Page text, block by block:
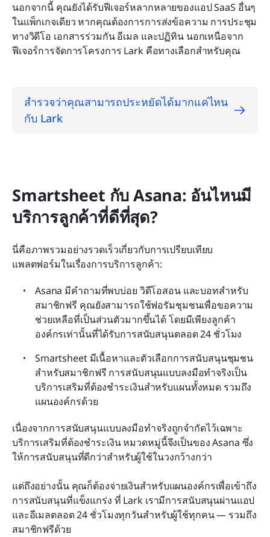
นอกจากนี้ คุณยังได้รับฟีเจอร์หลากหลายของแอป SaaS อื่นๆ
ในแพ็กเกจเดียว หากคุณต้องการการส่งข้อความ การประชุม
ทางวิดีโอ เอกสารร่วมกัน อีเมล และปฏิทิน นอกเหนือจาก
ฟีเจอร์การจัดการโครงการ Lark คือทางเลือกสำหรับคุณ
สำรวจว่าคุณสามารถประหยัดได้มากแค่ไหน
กับ Lark
Smartsheet กับ Asana: อันไหนมี
บริการลูกค้าที่ดีที่สุด?
นี่คือภาพรวมอย่างรวดเร็วเกี่ยวกับการเปรียบเทียบ
แพลตฟอร์มในเรื่องการบริการลูกค้า:
Asana มีคำถามที่พบบ่อย วิดีโอสอน และบอทสำหรับ
สมาชิกฟรี คุณยังสามารถใช้ฟอรัมชุมชนเพื่อขอความ
ช่วยเหลือที่เป็นส่วนตัวมากขึ้นได้ โดยมีเพียงลูกค้า
องค์กรเท่านั้นที่ได้รับการสนับสนุนตลอด 24 ชั่วโมง
Smartsheet มีเนื้อหาและตัวเลือกการสนับสนุนชุมชน
สำหรับสมาชิกฟรี การสนับสนุนแบบลงมือทำจริงเป็น
บริการเสริมที่ต้องชำระเงินสำหรับแผนทั้งหมด รวมถึง
แผนองค์กรด้วย
เนื่องจากการสนับสนุนแบบลงมือทำจริงถูกจำกัดไว้เฉพาะ
บริการเสริมที่ต้องชำระเงิน หมวดหมู่นี้จึงเป็นของ Asana ซึ่ง
ให้การสนับสนุนที่ดีกว่าสำหรับผู้ใช้ในวงกว้างกว่า
แต่ถึงอย่างนั้น คุณก็ต้องจ่ายเงินสำหรับแผนองค์กรเพื่อเข้าถึง
การสนับสนุนที่แข็งแกร่ง ที่ Lark เรามีการสนับสนุนผ่านแอป
และอีเมลตลอด 24 ชั่วโมงทุกวันสำหรับผู้ใช้ทุกคน — รวมถึง
สมาชิกฟรีด้วย